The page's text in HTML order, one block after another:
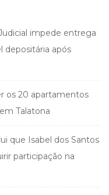
impede entrega
depositária após
os 20 apartamentos
Talatona
que Isabel dos Santos
participação na